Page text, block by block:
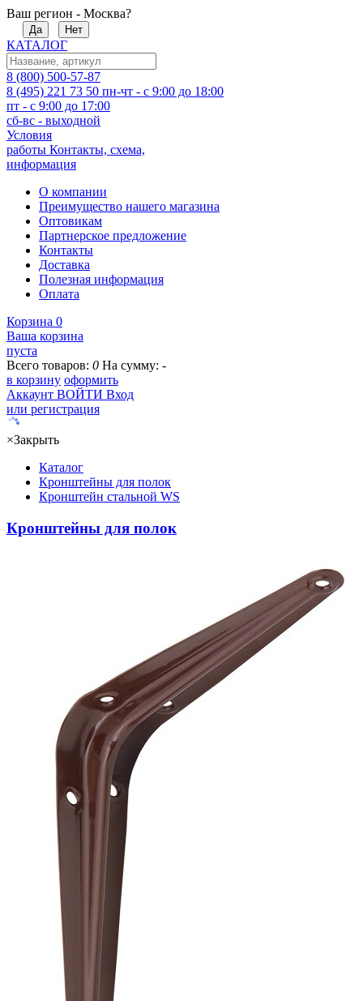
Ваш регион - Москва?
Да Нет
КАТАЛОГ
8 (800) 500-57-87
8 (495) 221 73 50 пн-чт - с 9:00 до 18:00
пт - с 9:00 до 17:00
сб-вс - выходной
Условия
работы Контакты, схема,
информация
О компании
Преимущество нашего магазина
Оптовикам
Партнерское предложение
Контакты
Доставка
Полезная информация
Оплата
Корзина 0
Ваша корзина
пуста
Всего товаров: 0 На сумму: -
в корзину оформить
Аккаунт ВОЙТИ Вход
или регистрация
×Закрыть
Каталог
Кронштейны для полок
Кронштейн стальной WS
Кронштейны для полок